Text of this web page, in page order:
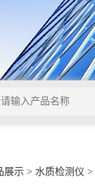
展示 > 水质检测仪 >